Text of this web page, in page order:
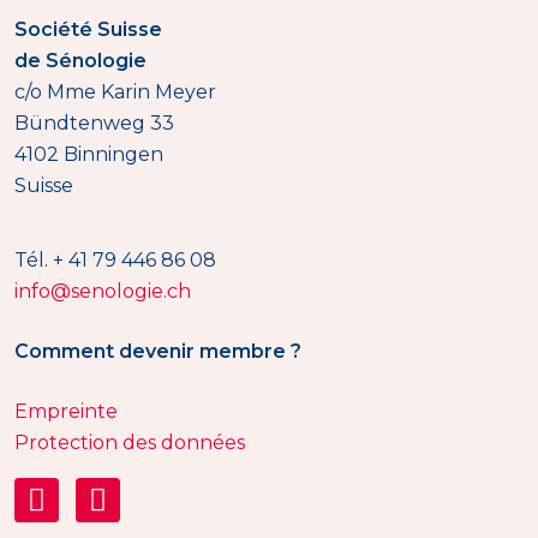
Société Suisse
de Sénologie
c/o Mme Karin Meyer
Bündtenweg 33
4102 Binningen
Suisse
Tél. + 41 79 446 86 08
info@senologie.ch
Comment devenir membre ?
Empreinte
Protection des données